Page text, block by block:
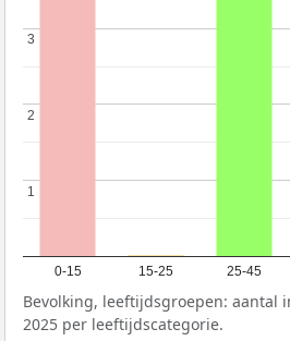
0-15 15-25 25-45
1
1
2
2
3
3
Bevolking, leeftijdsgroepen: aantal
2025 per leeftijdscategorie.